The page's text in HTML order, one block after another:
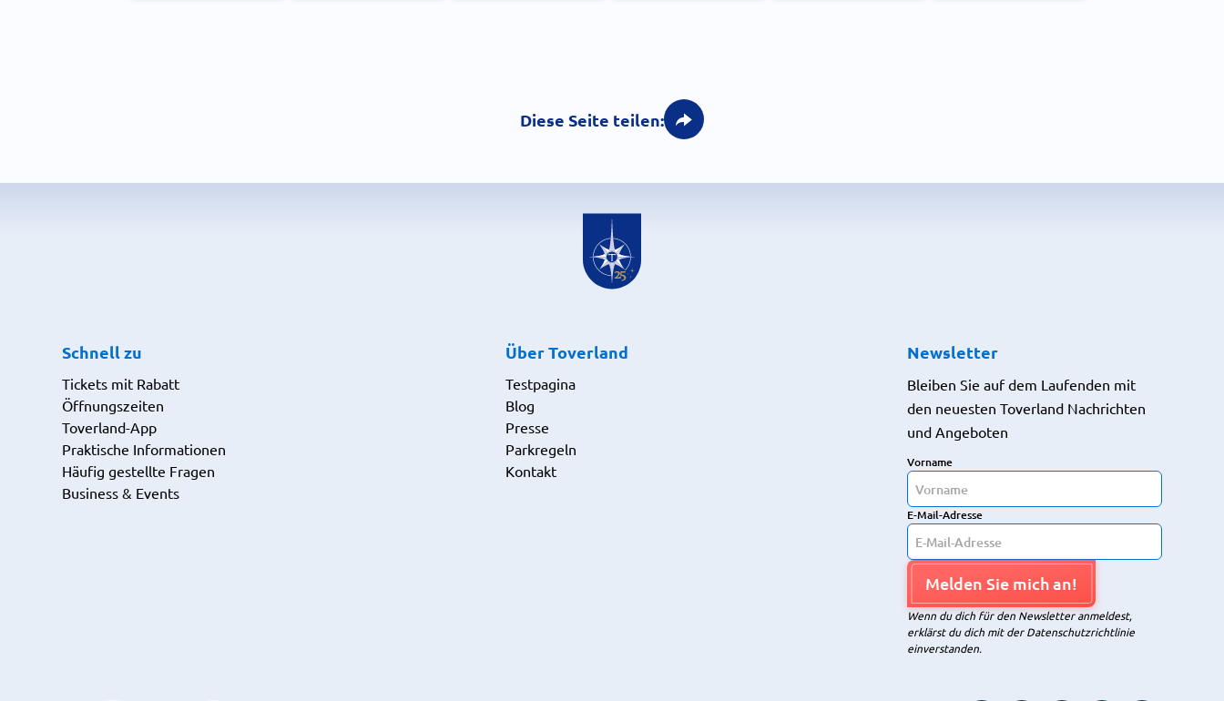
Diese Seite teilen:
Schnell zu
Tickets mit Rabatt
Öffnungszeiten
Toverland-App
Praktische Informationen
Häufig gestellte Fragen
Business & Events
Über Toverland
Testpagina
Blog
Presse
Parkregeln
Kontakt
Newsletter
Bleiben Sie auf dem Laufenden mit
den neuesten Toverland Nachrichten
und Angeboten
Vorname
E-Mail-Adresse
Melden Sie mich an!
Wenn du dich für den Newsletter anmeldest,
erklärst du dich mit der Datenschutzrichtlinie
einverstanden.